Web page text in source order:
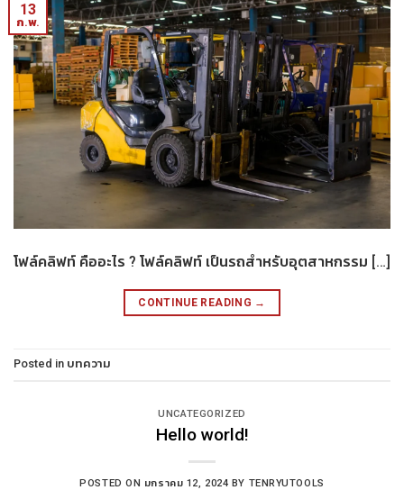
13
ก.พ.
โฟล์คลิฟท์ คืออะไร ? โฟล์คลิฟท์ เป็นรถสำหรับอุตสาหกรรม […]
CONTINUE READING →
Posted in บทความ
UNCATEGORIZED
Hello world!
POSTED ON มกราคม 12, 2024 BY TENRYUTOOLS